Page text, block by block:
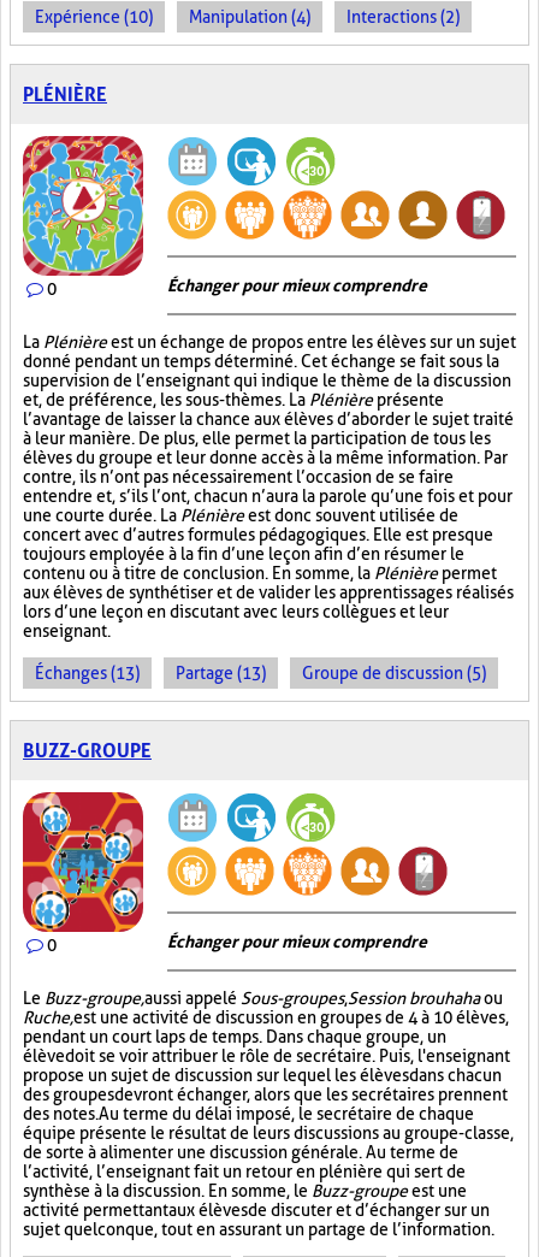
Expérience (10) Manipulation (4) Interactions (2)
PLÉNIÈRE
0 Échanger pour mieux comprendre
La Plénièreest un échange de propos entre les élèves sur un sujet
donné pendant un temps déterminé. Cet échange se fait sous la
supervision de l’enseignant qui indique le thème de la discussion
et, de préférence, les sous-thèmes. La Plénièreprésente
l’avantage de laisser la chance aux élèves d’aborder le sujet traité
à leur manière. De plus, elle permet la participation de tous les
élèves du groupe et leur donne accès à la même information. Par
contre, ils n’ont pas nécessairement l’occasion de se faire
entendre et, s’ils l’ont, chacun n’aura la parole qu’une fois et pour
une courte durée. La Plénièreest donc souvent utilisée de
concert avec d’autres formules pédagogiques. Elle est presque
toujours employée à la fin d’une leçon afin d’en résumer le
contenu ou à titre de conclusion. En somme, la Plénièrepermet
aux élèves de synthétiser et de valider les apprentissages réalisés
lors d’une leçon en discutant avec leurs collègues et leur
enseignant.
Échanges (13) Partage (13) Groupe de discussion (5)
BUZZ-GROUPE
0 Échanger pour mieux comprendre
Le Buzz-groupe,aussi appelé Sous-groupes,Session brouhahaou
Ruche,est une activité de discussion en groupes de 4 à 10 élèves,
pendant un court laps de temps. Dans chaque groupe, un
élève doit se voir attribuer le rôle de secrétaire. Puis, l'enseignant
propose un sujet de discussion sur lequel les élèves dans chacun
des groupes devront échanger, alors que les secrétaires prennent
des notes. Au terme du délai imposé, le secrétaire de chaque
équipe présente le résultat de leurs discussions au groupe-classe,
de sorte à alimenter une discussion générale. Au terme de
l’activité, l’enseignant fait un retour en plénière qui sert de
synthèse à la discussion. En somme, le Buzz-groupeest une
activité permettant aux élèves de discuter et d’échanger sur un
sujet quelconque, tout en assurant un partage de l’information.